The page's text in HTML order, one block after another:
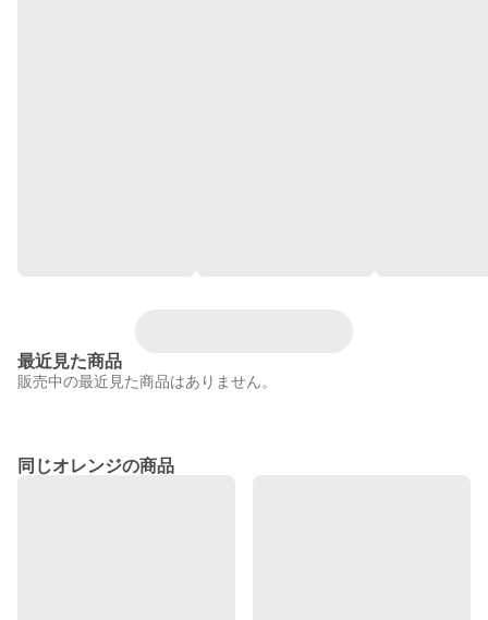
最近見た商品
販売中の最近見た商品はありません。
同じオレンジの商品